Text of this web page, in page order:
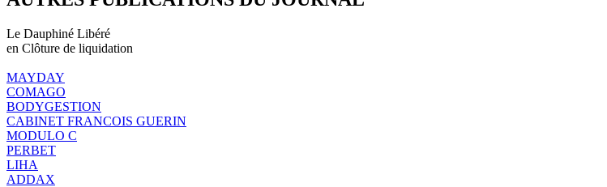
Le Dauphiné Libéré
en Clôture de liquidation
MAYDAY
COMAGO
BODYGESTION
CABINET FRANCOIS GUERIN
MODULO C
PERBET
LIHA
ADDAX